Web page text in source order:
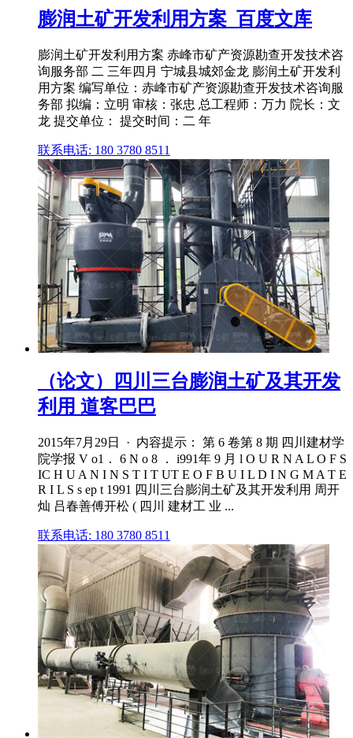
膨润土矿开发利用方案_百度文库
膨润土矿开发利用方案 赤峰市矿产资源勘查开发技术咨
询服务部 二 三年四月 宁城县城郊金龙 膨润土矿开发利
用方案 编写单位：赤峰市矿产资源勘查开发技术咨询服
务部 拟编：立明 审核：张忠 总工程师：万力 院长：文
龙 提交单位： 提交时间：二 年
联系电话: 180 3780 8511
（论文）四川三台膨润土矿及其开发
利用 道客巴巴
2015年7月29日 · 内容提示： 第 6 卷第 8 期 四川建材学
院学报 V o1． 6 N o 8 ． i991年 9 月 l O U R N A L O F S
IC H U A N I N S T I T UT E O F B U I L D I N G M A T E
R I L S s ep t 1991 四川三台膨润土矿及其开发利用 周开
灿 吕春善傅开松 ( 四川 建材工 业 ...
联系电话: 180 3780 8511